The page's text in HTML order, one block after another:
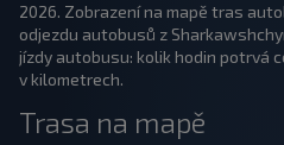
2026. Zobrazení na mapě tras
odjezdu autobusů z
jízdy autobusu: kolik hodin potrvá
v kilometrech.
Trasa na mapě